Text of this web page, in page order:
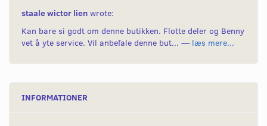
staale wictor lien wrote:
Kan bare si godt om denne butikken. Flotte deler og Benny
vet å yte service. Vil anbefale denne but... — læs mere...
INFORMATIONER